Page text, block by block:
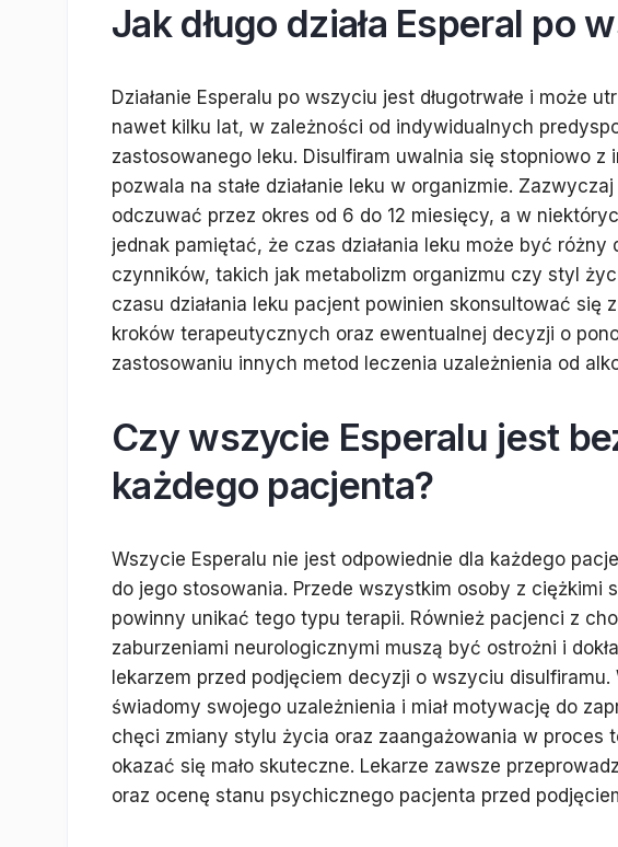
Jak długo działa Esperal po
Działanie Esperalu po wszyciu jest długotrwałe i może
nawet kilku lat, w zależności od indywidualnych
zastosowanego leku. Disulfiram uwalnia się stopniowo
pozwala na stałe działanie leku w organizmie.
odczuwać przez okres od 6 do 12 miesięcy, a w
jednak pamiętać, że czas działania leku może być
czynników, takich jak metabolizm organizmu czy styl
czasu działania leku pacjent powinien skonsultować się
kroków terapeutycznych oraz ewentualnej decyzji o
zastosowaniu innych metod leczenia uzależnienia od
Czy wszycie Esperalu jest
każdego pacjenta?
Wszycie Esperalu nie jest odpowiednie dla każdego
do jego stosowania. Przede wszystkim osoby z ciężkimi
powinny unikać tego typu terapii. Również pacjenci z
zaburzeniami neurologicznymi muszą być ostrożni i
lekarzem przed podjęciem decyzji o wszyciu
świadomy swojego uzależnienia i miał motywację do
chęci zmiany stylu życia oraz zaangażowania w proces
okazać się mało skuteczne. Lekarze zawsze
oraz ocenę stanu psychicznego pacjenta przed